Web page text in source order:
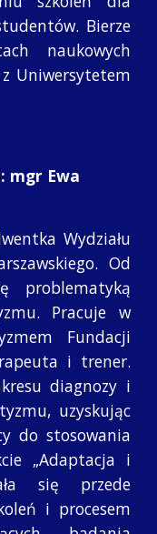
Bierze
naukowych
z Uniwersytetem
mgr Ewa
Wydziału
Od
Pracuje w
Fundacji
i trener.
diagnozy i
uzyskując
do stosowania
„Adaptacja i
się przede
i procesem